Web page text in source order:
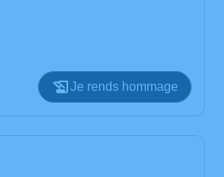
Je rends hommage